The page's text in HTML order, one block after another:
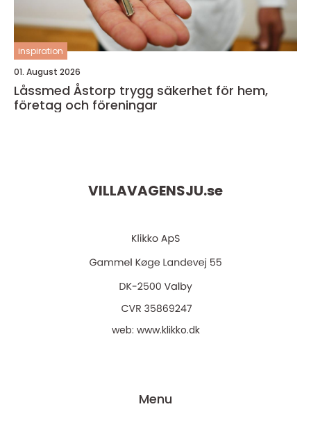
inspiration
01. August 2026
Låssmed Åstorp trygg säkerhet för hem,
företag och föreningar
VILLAVAGENSJU.se
web: www.klikko.dk
Menu